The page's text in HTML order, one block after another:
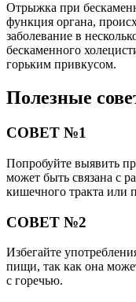
Отрыжка при
функция органа,
заболевание в
бескаменного
горьким привкусом.
Полезные
СОВЕТ №1
Попробуйте выявить
может быть связана с
кишечного тракта или
СОВЕТ №2
Избегайте
пищи, так как она
с горечью.